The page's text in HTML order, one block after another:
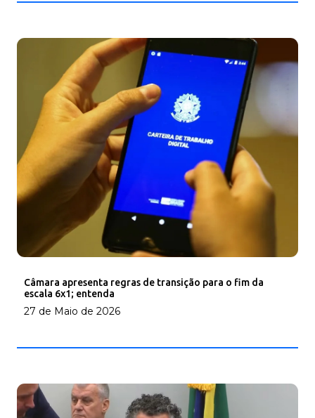
Câmara apresenta regras de transição para o fim da
escala 6x1; entenda
27 de Maio de 2026